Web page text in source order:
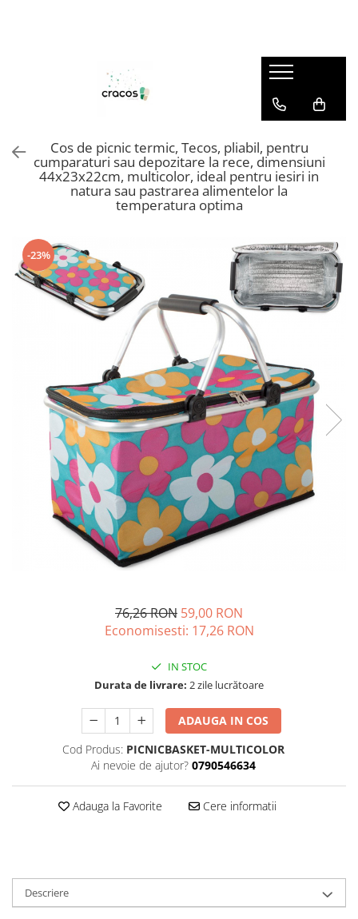
Papuci casa dama
Genti mama si copilul
Saboti sanitari barbati
Papuci plaja barbati
Rucsacuri
Portfarduri si genti cosmetice
Rucsacuri impermeabile pentru
Genti voiaj
Cos de picnic termic, Tecos, pliabil, pentru
cumparaturi sau depozitare la rece, dimensiuni
44x23x22cm, multicolor, ideal pentru iesiri in
natura sau pastrarea alimentelor la
temperatura optima
-23%
76,26 RON 59,00 RON
Economisesti: 17,26 RON
IN STOC
Durata de livrare: 2 zile lucrătoare
ADAUGA IN COS
Cod Produs: PICNICBASKET-MULTICOLOR
Ai nevoie de ajutor? 0790546634
Adauga la Favorite Cere informatii
Descriere